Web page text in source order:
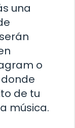
una
o
de tu
música.